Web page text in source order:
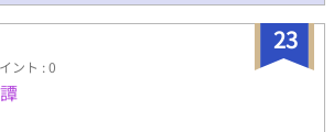
23
ント : 0